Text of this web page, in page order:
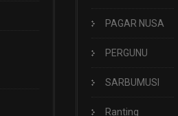
PAGAR NUSA
PERGUNU
SARBUMUSI
Ranting